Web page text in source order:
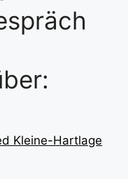
Kleine-Hartlage